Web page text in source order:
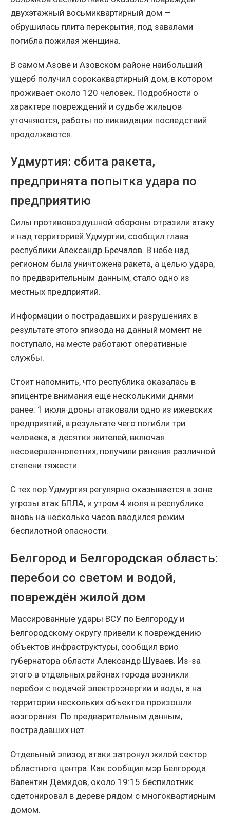
двухэтажный восьмиквартирный дом —
обрушилась плита перекрытия, под завалами
погибла пожилая женщина.
В самом Азове и Азовском районе наибольший
ущерб получил сорокаквартирный дом, в котором
проживает около 120 человек. Подробности о
характере повреждений и судьбе жильцов
уточняются, работы по ликвидации последствий
продолжаются.
Удмуртия: сбита ракета,
предпринята попытка удара по
предприятию
Силы противовоздушной обороны отразили атаку
и над территорией Удмуртии, сообщил глава
республики Александр Бречалов. В небе над
регионом была уничтожена ракета, а целью удара,
по предварительным данным, стало одно из
местных предприятий.
Информации о пострадавших и разрушениях в
результате этого эпизода на данный момент не
поступало, на месте работают оперативные
службы.
Стоит напомнить, что республика оказалась в
эпицентре внимания ещё несколькими днями
ранее: 1 июля дроны атаковали одно из ижевских
предприятий, в результате чего погибли три
человека, а десятки жителей, включая
несовершеннолетних, получили ранения различной
степени тяжести.
С тех пор Удмуртия регулярно оказывается в зоне
угрозы атак БПЛА, и утром 4 июля в республике
вновь на несколько часов вводился режим
беспилотной опасности.
Белгород и Белгородская область:
перебои со светом и водой,
повреждён жилой дом
Массированные удары ВСУ по Белгороду и
Белгородскому округу привели к повреждению
объектов инфраструктуры, сообщил врио
губернатора области Александр Шуваев. Из-за
этого в отдельных районах города возникли
перебои с подачей электроэнергии и воды, а на
территории нескольких объектов произошли
возгорания. По предварительным данным,
пострадавших нет.
Отдельный эпизод атаки затронул жилой сектор
областного центра. Как сообщил мэр Белгорода
Валентин Демидов, около 19:15 беспилотник
сдетонировал в дереве рядом с многоквартирным
домом.